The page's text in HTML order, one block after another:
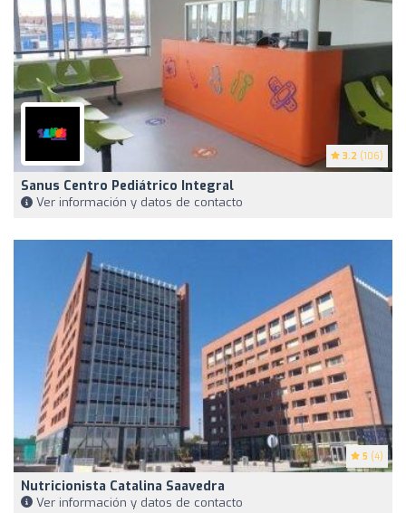
3.2 (106)
Sanus Centro Pediátrico Integral
Ver información y datos de contacto
5 (4)
Nutricionista Catalina Saavedra
Ver información y datos de contacto